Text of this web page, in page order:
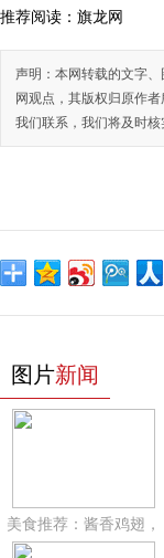
推荐阅读： 旗龙网
声明：本网转载的文字
网观点，其版权归原作
我们联系，我们将及时核
图片新闻
美食推荐：酱香鸡翅，